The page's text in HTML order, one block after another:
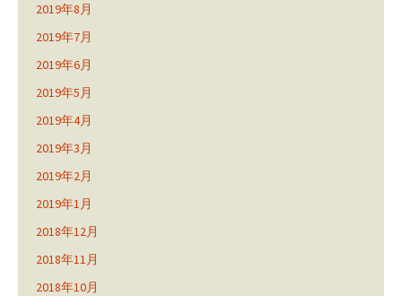
2019年8月
2019年7月
2019年6月
2019年5月
2019年4月
2019年3月
2019年2月
2019年1月
2018年12月
2018年11月
2018年10月